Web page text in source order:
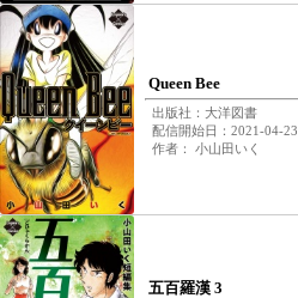
Queen Bee
出版社：大洋図書
配信開始日：2021-04-23
作者： 小山田いく
五百羅漢 3